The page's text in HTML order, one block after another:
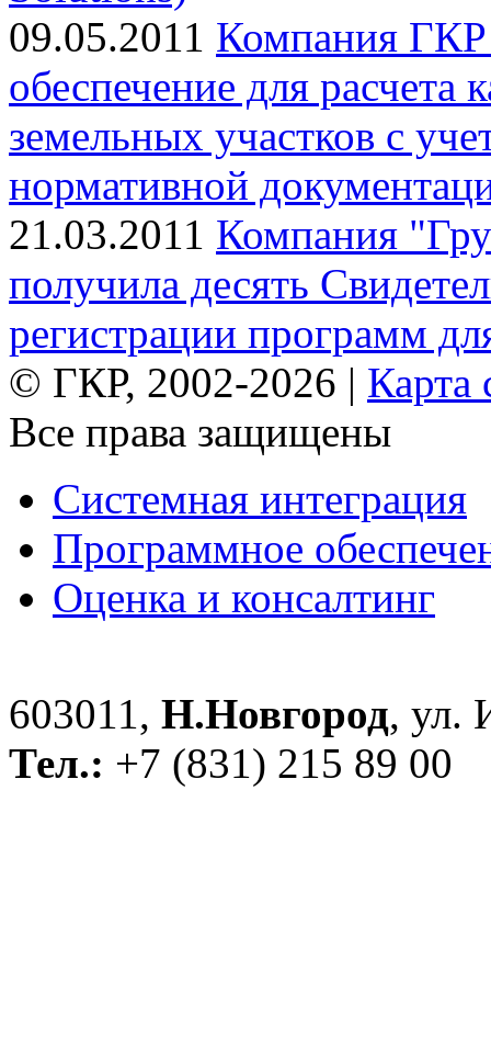
09.05.2011 Компания ГКР
обеспечение для расчета
земельных участков с
нормативной
21.03.2011 Компания
получила десять
регистрации программ
© ГКР, 2002-2026 | Карта
Все права защищены
Системная интеграция
Программное
Оценка и консалтинг
603011, Н.Новгород, ул.
Тел.: +7 (831) 215 89 00